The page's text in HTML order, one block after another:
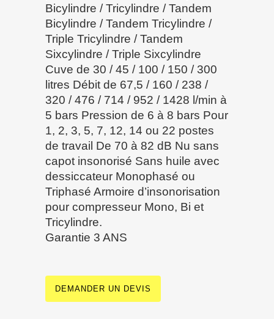
Bicylindre / Tricylindre / Tandem
Bicylindre / Tandem Tricylindre /
Triple Tricylindre / Tandem
Sixcylindre / Triple Sixcylindre
Cuve de 30 / 45 / 100 / 150 / 300
litres Débit de 67,5 / 160 / 238 /
320 / 476 / 714 / 952 / 1428 l/min à
5 bars Pression de 6 à 8 bars Pour
1, 2, 3, 5, 7, 12, 14 ou 22 postes
de travail De 70 à 82 dB Nu sans
capot insonorisé Sans huile avec
dessiccateur Monophasé ou
Triphasé Armoire d’insonorisation
pour compresseur Mono, Bi et
Tricylindre.
Garantie 3 ANS
DEMANDER UN DEVIS